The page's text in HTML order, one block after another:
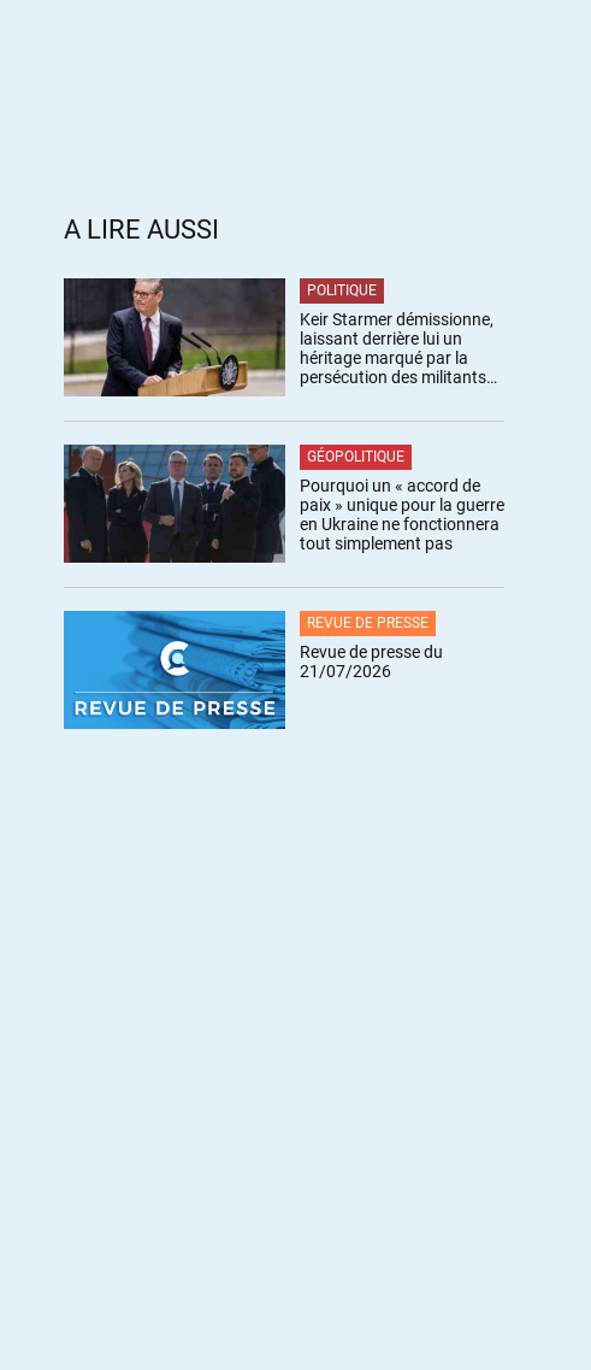
A LIRE AUSSI
POLITIQUE
Keir Starmer démissionne,
laissant derrière lui un
héritage marqué par la
persécution des militants
GÉOPOLITIQUE
Pourquoi un « accord de
paix » unique pour la guerre
en Ukraine ne fonctionnera
tout simplement pas
REVUE DE PRESSE
Revue de presse du
21/07/2026